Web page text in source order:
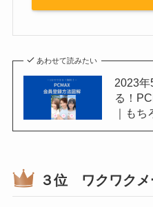
あわせて読みたい
2023年
る！
｜もち
３位 ワクワクメ